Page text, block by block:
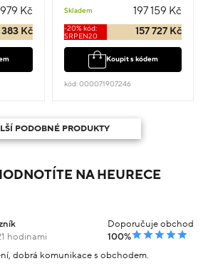
Kč
383 Kč
Skladem 197 159 Kč
-20% kód:
SRPEN20
157 727 Kč
Koupit s kódem
kód: 000071907246
PODOBNÉ PRODUKTY
NA HEURECE
hodinami
Doporučuje obchod
100%
dobrá komunikace s obchodem.